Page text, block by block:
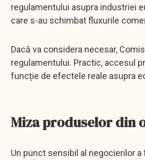
regulamentului asupra industriei
care s-au schimbat fluxurile
Dacă va considera necesar,
regulamentului. Practic, accesul
funcție de efectele reale asupra
Miza produselor din
Un punct sensibil al negocierilor